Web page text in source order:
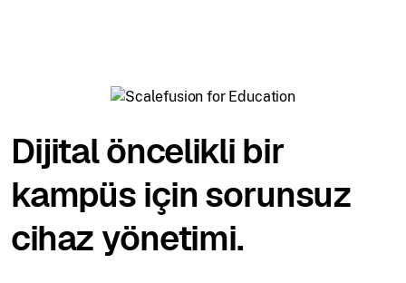
Dijital öncelikli bir
kampüs için sorunsuz
cihaz yönetimi.